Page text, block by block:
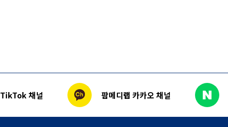
채널 팜메디랩 카카오 채널